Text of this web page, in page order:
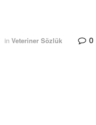
in Veteriner Sözlük 0